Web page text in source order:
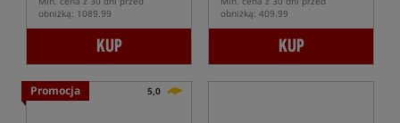
obniżką: 1089.99
KUP
obniżką: 409.99
KUP
Promocja 5,0